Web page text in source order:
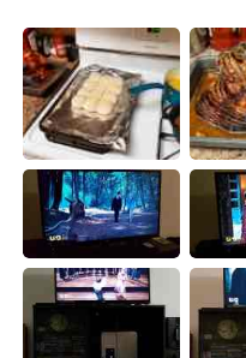
Русский ไ
Indonesia
Türkçe
Português